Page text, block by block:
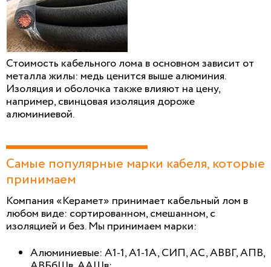
Стоимость кабельного лома в основном зависит от
металла жилы: медь ценится выше алюминия.
Изоляция и оболочка также влияют на цену,
например, свинцовая изоляция дороже
алюминиевой.
Самые популярные марки кабеля, которые
принимаем
Компания «Керамет» принимает кабельный лом в
любом виде: сортированном, смешанном, с
изоляцией и без. Мы принимаем марки:
Алюминиевые: А1-1, А1-1А, СИП, АС, АВВГ, АПВ,